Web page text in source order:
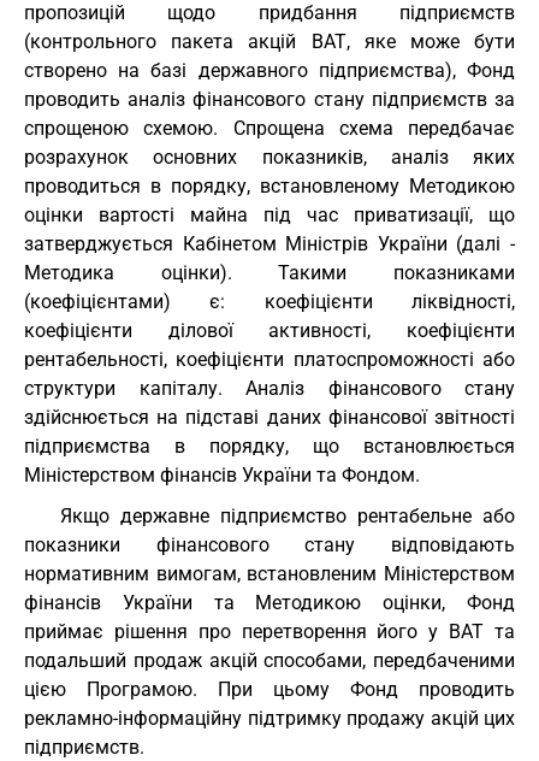
пропозицій щодо придбання підприємств
(контрольного пакета акцій ВАТ, яке може бути
створено на базі державного підприємства), Фонд
проводить аналіз фінансового стану підприємств за
спрощеною схемою. Спрощена схема передбачає
розрахунок основних показників, аналіз яких
проводиться в порядку, встановленому Методикою
оцінки вартості майна під час приватизації, що
затверджується Кабінетом Міністрів України (далі -
Методика оцінки). Такими показниками
(коефіцієнтами) є: коефіцієнти ліквідності,
коефіцієнти ділової активності, коефіцієнти
рентабельності, коефіцієнти платоспроможності або
структури капіталу. Аналіз фінансового стану
здійснюється на підставі даних фінансової звітності
підприємства в порядку, що встановлюється
Міністерством фінансів України та Фондом.
Якщо державне підприємство рентабельне або
показники фінансового стану відповідають
нормативним вимогам, встановленим Міністерством
фінансів України та Методикою оцінки, Фонд
приймає рішення про перетворення його у ВАТ та
подальший продаж акцій способами, передбаченими
цією Програмою. При цьому Фонд проводить
рекламно-інформаційну підтримку продажу акцій цих
підприємств.